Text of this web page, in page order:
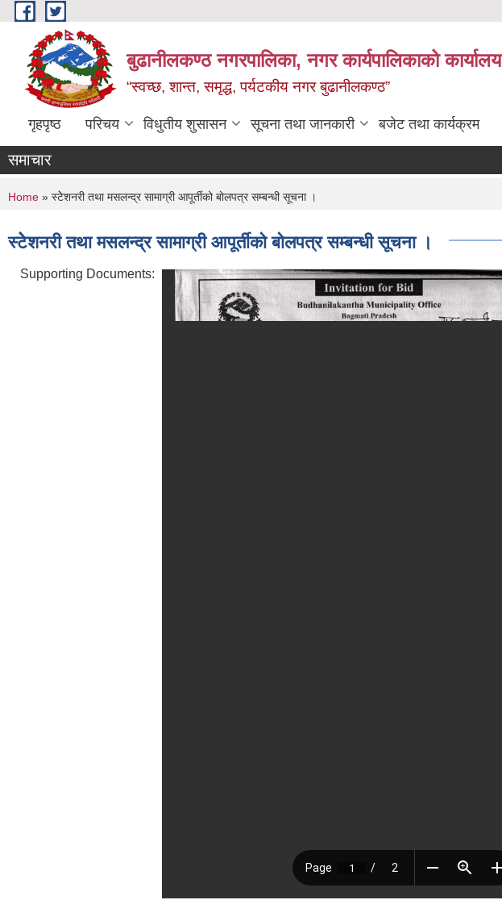
Skip to main content
बुढानीलकण्ठ नगरपालिका, नगर कार्यपालिकाको कार्यालय
“स्वच्छ, शान्त, समृद्ध, पर्यटकीय नगर बुढानीलकण्ठ”
गृहपृष्ठ परिचय विधुतीय शुसासन सूचना तथा जानकारी बजेट तथा कार्यक्रम
समाचार
You are here
Home » स्टेेशनरी तथा मसलन्द्र सामाग्री आपूर्तीको बोलपत्र सम्बन्धी सूचना ।
स्टेेशनरी तथा मसलन्द्र सामाग्री आपूर्तीको बोलपत्र सम्बन्धी सूचना ।
Supporting Documents: